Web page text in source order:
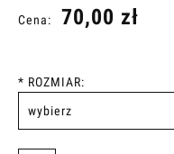
Cena: 70,00 zł
* ROZMIAR: